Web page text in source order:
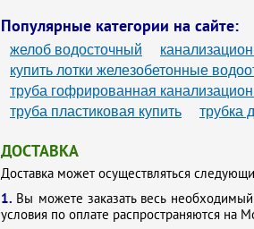
Популярные категории на сайте:
желоб водосточный
купить лотки железобетонные
труба гофрированная
труба пластиковая купить
трубка
ДОСТАВКА
Доставка может осуществляться
1. Вы можете заказать весь
условия по оплате распространяются на